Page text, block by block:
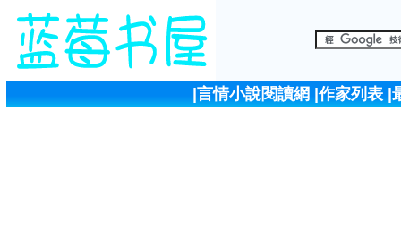
言情小說閱讀網 |作家列表|